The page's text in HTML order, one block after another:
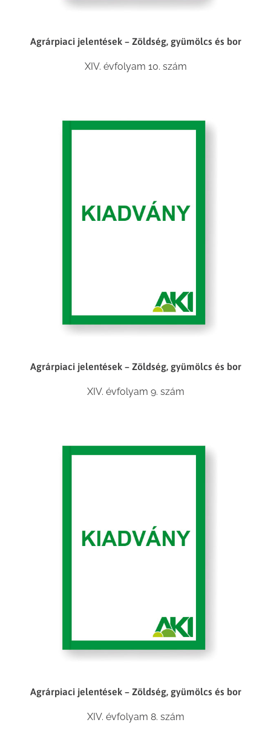
Agrárpiaci jelentések – Zöldség, gyümölcs és bor
XIV. évfolyam 10. szám
Agrárpiaci jelentések – Zöldség, gyümölcs és bor
XIV. évfolyam 9. szám
Agrárpiaci jelentések – Zöldség, gyümölcs és bor
XIV. évfolyam 8. szám